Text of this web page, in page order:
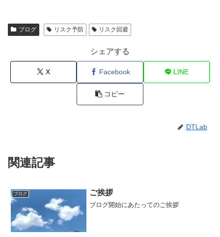
ブログ リスク予防 リスク回避
シェアする
X Facebook LINE
コピー
DTLab
関連記事
ブログ ご挨拶
ブログ開始にあたってのご挨拶